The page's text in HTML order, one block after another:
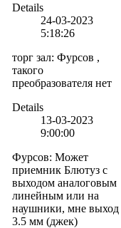
Details
24-03-2023
5:18:26
торг зал: Фурсов ,
такого
преобразователя нет
Details
13-03-2023
9:00:00
Фурсов: Может
приемник Блютуз с
выходом аналоговым
линейным или на
наушники, мне выход
3.5 мм (джек)